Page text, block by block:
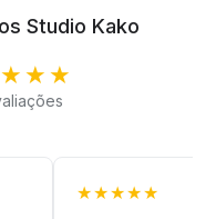
Studio Kako
★★★★★